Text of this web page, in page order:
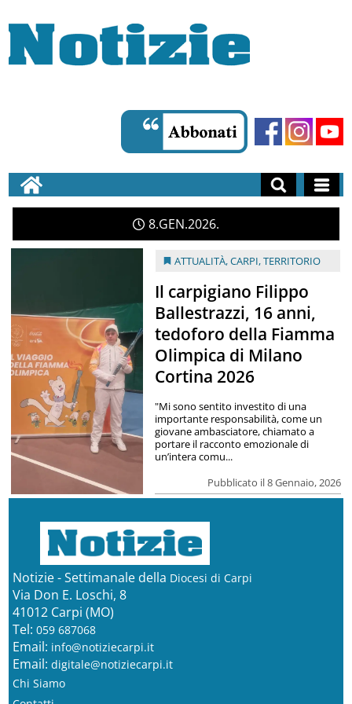
8 GEN 2026
ATTUALITÀ,CARPI,TERRITORIO
Il carpigiano Filippo
Ballestrazzi, 16 anni,
tedoforo della Fiamma
Olimpica di Milano
Cortina 2026
Pubblicato il 8 Gennaio, 2026
"Mi sono sentito investito di una
importante responsabilità, come un
giovane ambasciatore, chiamato a
portare il racconto emozionale di
un’intera comu...
Notizie - Settimanale della Diocesi di Carpi
Via Don E. Loschi, 8
41012 Carpi (MO)
Tel: 059 687068
Email: info@notiziecarpi.it
Email: digitale@notiziecarpi.it
Chi Siamo